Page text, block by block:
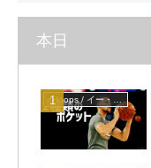
本日
eHoops / イー・フープス